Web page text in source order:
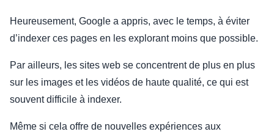
Heureusement, Google a appris, avec le temps, à éviter
d’indexer ces pages en les explorant moins que possible.
Par ailleurs, les sites web se concentrent de plus en plus
sur les images et les vidéos de haute qualité, ce qui est
souvent difficile à indexer.
Même si cela offre de nouvelles expériences aux